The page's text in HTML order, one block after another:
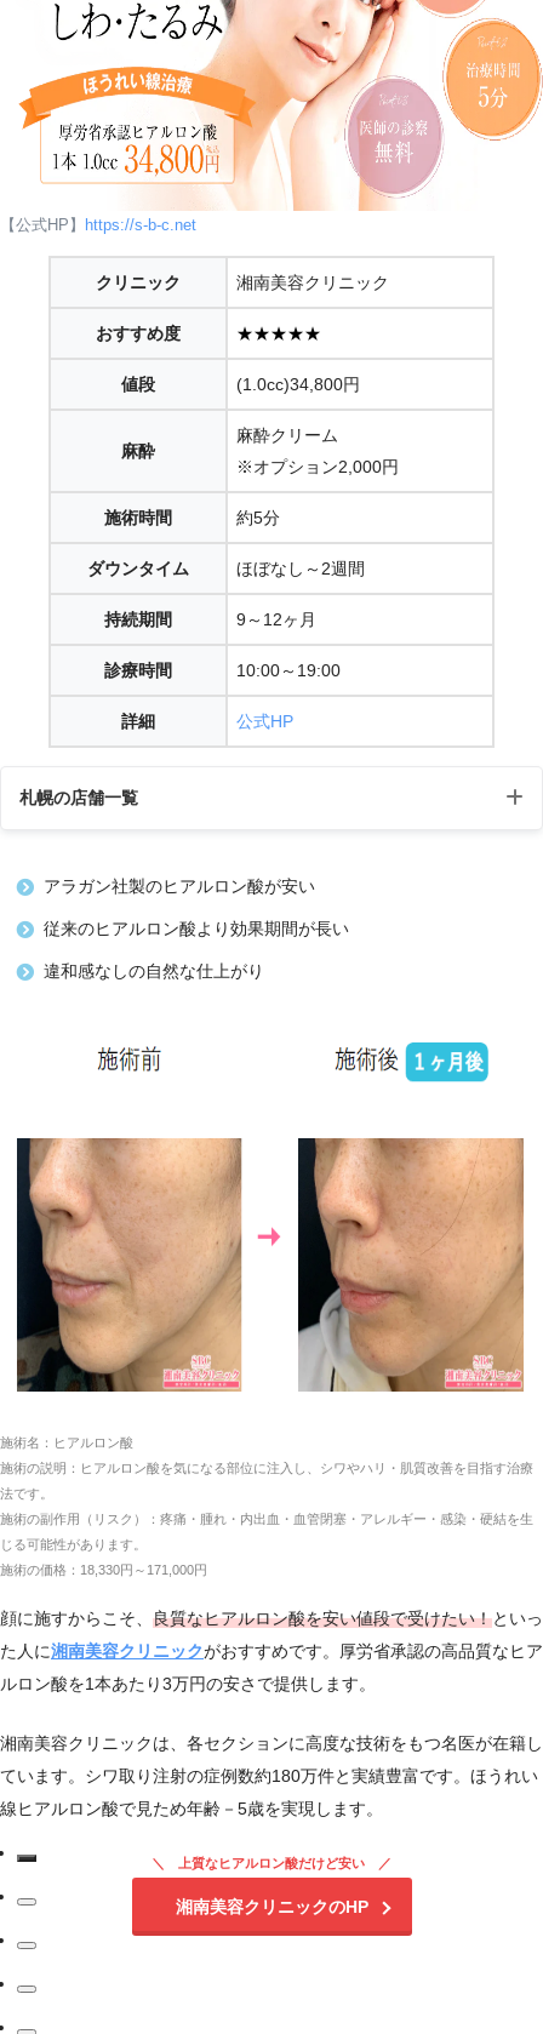
【公式HP】 https://s-b-c.net
クリニック 湘南美容クリニック
おすすめ度 ★★★★★
値段 (1.0cc)34,800円
麻酔
麻酔クリーム
※オプション2,000円
施術時間 約5分
ダウンタイム ほぼなし～2週間
持続期間 9～12ヶ月
診療時間 10:00～19:00
詳細 公式HP
札幌の店舗一覧
店舗 住所
さっぽろ13F
大通
院
中央区北一条西3-3-10
KOKOHOTEL札幌駅前 3
「大通」
駅徒歩2
分
9:00～
18:00
アラガン社製のヒアルロン酸が安い
従来のヒアルロン酸より効果期間が長い
違和感なしの自然な仕上がり
施術名：ヒアルロン酸
施術の説明：ヒアルロン酸を気になる部位に注入し、シワやハリ・肌質改善を目指す治療
法です。
施術の副作用（リスク）：疼痛・腫れ・内出血・血管閉塞・アレルギー・感染・硬結を生
じる可能性があります。
施術の価格：18,330円～171,000円
顔に施すからこそ、 良質なヒアルロン酸を安い値段で受けたい！といっ
た人に湘南美容クリニックがおすすめです。厚労省承認の高品質なヒア
ルロン酸を1本あたり3万円の安さで提供します。
湘南美容クリニックは、各セクションに高度な技術をもつ名医が在籍し
ています。シワ取り注射の症例数約180万件と実績豊富です。ほうれい
線ヒアルロン酸で見ため年齢－5歳を実現します。
上質なヒアルロン酸だけど安い
湘南美容クリニックのHP